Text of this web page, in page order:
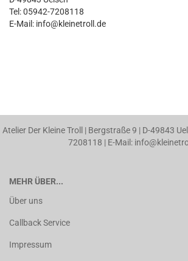
Tel: 05942-7208118
E-Mail: info@kleinetroll.de
Atelier Der Kleine Troll | Bergstraße 9 | D-49843
7208118 | E-Mail:
MEHR ÜBER...
Über uns
Callback Service
Impressum